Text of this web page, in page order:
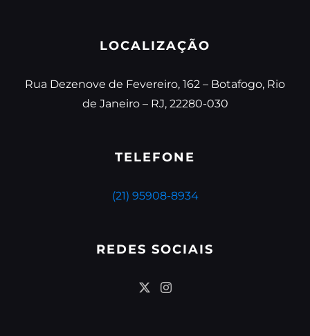
LOCALIZAÇÃO
Rua Dezenove de Fevereiro, 162 – Botafogo, Rio
de Janeiro – RJ, 22280-030
TELEFONE
(21) 95908-8934
REDES SOCIAIS